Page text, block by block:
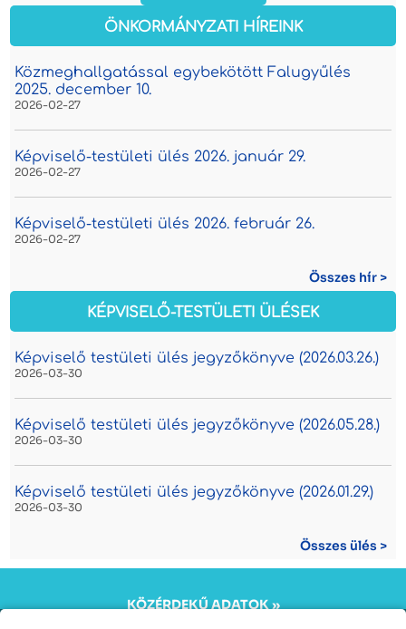
ÖNKORMÁNYZATI HÍREINK
Közmeghallgatással egybekötött Falugyűlés
2025. december 10.
2026-02-27
Képviselő-testületi ülés 2026. január 29.
2026-02-27
Képviselő-testületi ülés 2026. február 26.
2026-02-27
Összes hír >
KÉPVISELŐ-TESTÜLETI ÜLÉSEK
Képviselő testületi ülés jegyzőkönyve (2026.03.26.)
2026-03-30
Képviselő testületi ülés jegyzőkönyve (2026.05.28.)
2026-03-30
Képviselő testületi ülés jegyzőkönyve (2026.01.29.)
2026-03-30
Összes ülés >
KÖZÉRDEKŰ ADATOK »